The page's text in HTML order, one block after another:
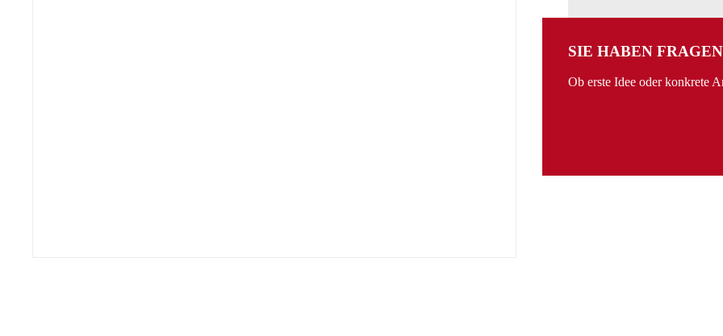
SIE HABEN
Ob erste Idee oder konkrete